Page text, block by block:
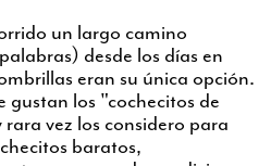
un largo camino
desde los días en
eran su única opción.
los "cochecitos de
vez los considero para
baratos,